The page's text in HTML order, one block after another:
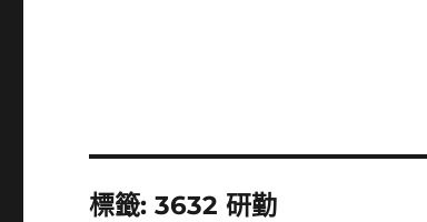
標籤:3632 研勤